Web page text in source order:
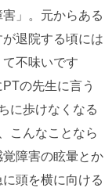
」。元からある
退院する頃には
不味いです
の先生に言う
に歩けなくなる
こんなことなら
障害の眩暈とか
頭を横に向ける